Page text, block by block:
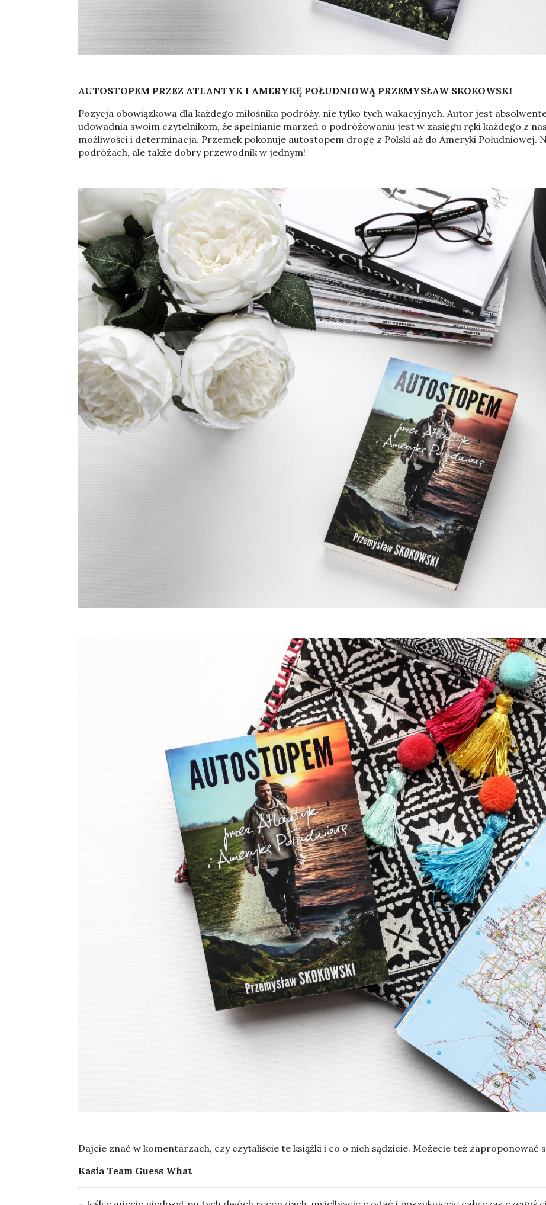
AUTOSTOPEM PRZEZ ATLANTYK I AMERYKĘ POŁUDNIOWĄ PRZEMYSŁAW SKOKOWSKI
Pozycja obowiązkowa dla każdego miłośnika podróży, nie tylko tych wakacyjnych. Autor jest
udowadnia swoim czytelnikom, że spełnianie marzeń o podróżowaniu jest w zasięgu ręki każdego z
możliwości i determinacja. Przemek pokonuje autostopem drogę z Polski aż do Ameryki Południowej.
podróżach, ale także dobry przewodnik w jednym!
Dajcie znać w komentarzach, czy czytaliście te książki i co o nich sądzicie. Możecie też zaproponować
Kasia Team Guess What